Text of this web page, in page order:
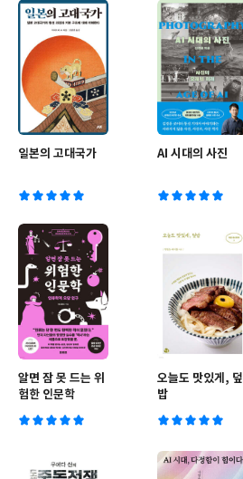
일본의 고대국가 AI 시대의 사진
알면 잠 못 드는 위
험한 인문학
오늘도 맛있게, 덮
밥